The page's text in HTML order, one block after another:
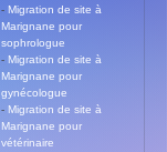
- Migration de site à
Marignane pour
sophrologue
- Migration de site à
Marignane pour
gynécologue
- Migration de site à
Marignane pour
vétérinaire